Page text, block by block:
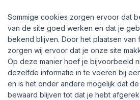
Sommige cookies zorgen ervoor dat
van de site goed werken en dat je
bekend blijven. Door het plaatsen van
zorgen wij ervoor dat je onze site
Op deze manier hoef je bijvoorbeeld
dezelfde informatie in te voeren bij
en is het onder andere mogelijk dat
bewaard blijven tot dat je hebt